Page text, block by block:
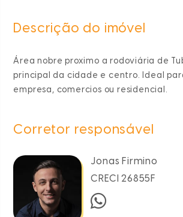
Descrição do imóvel
Área nobre proximo a rodoviária de
principal da cidade e centro. Ideal
empresa, comercios ou residencial.
Corretor responsável
Jonas Firmino
CRECI 26855F